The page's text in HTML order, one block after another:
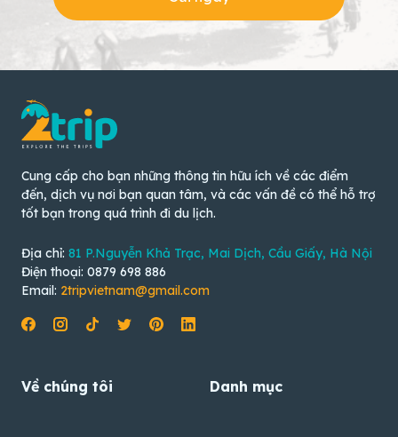
Cung cấp cho bạn những thông tin hữu ích về các điểm
đến, dịch vụ nơi bạn quan tâm, và các vấn đề có thể hỗ trợ
tốt bạn trong quá trình đi du lịch.
Địa chỉ: 81 P.Nguyễn Khả Trạc, Mai Dịch, Cầu Giấy, Hà Nội
Điện thoại: 0879 698 886
Email: 2tripvietnam@gmail.com
Về chúng tôi Danh mục